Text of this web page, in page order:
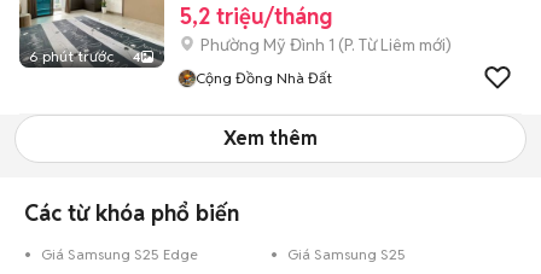
6 phút trước 4
5,2 triệu/tháng
Phường Mỹ Đình 1 (P. Từ Liêm mới)
Cộng Đồng Nhà Đất
Xem thêm
Các từ khóa phổ biến
Giá Samsung S25 Edge
Giá Samsung S25